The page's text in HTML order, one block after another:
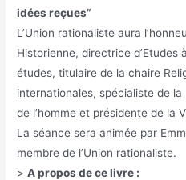
idées reçues”
L’Union rationaliste aura
Historienne, directrice d’Etudes
études, titulaire de la chaire
internationales, spécialiste de
de l’homme et présidente de la
La séance sera animée par
membre de l’Union rationaliste.
>A propos de ce livre :